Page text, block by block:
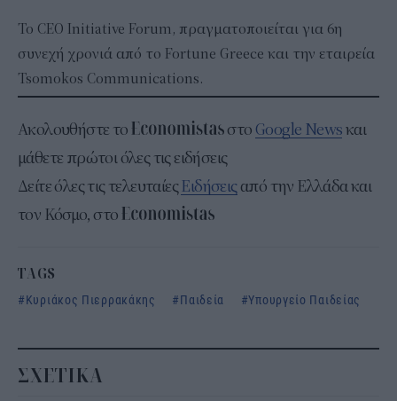
To CEO Initiative Forum, πραγματοποιείται για 6η
συνεχή χρονιά από το Fortune Greece και την εταιρεία
Tsomokos Communications.
Ακολουθήστε το στο Google Newsκαι
μάθετε πρώτοι όλες τις ειδήσεις
Δείτε όλες τις τελευταίεςΕιδήσειςαπό την Ελλάδα και
τον Κόσμο, στο
TAGS
Κυριάκος Πιερρακάκης
Παιδεία Υπουργείο Παιδείας
ΣΧΕΤΙΚΑ